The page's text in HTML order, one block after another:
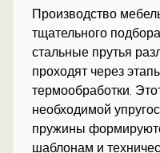
Производство
тщательного
стальные прутья
проходят через
термообработки.
необходимой
пружины
шаблонам и